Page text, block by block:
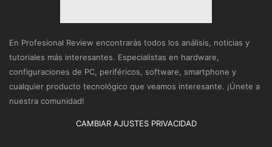
En Profesional Review encontrarás todos los análisis, noticias y
tutoriales más interesantes. Especialistas en hardware,
configuraciones de PC, periféricos, software, smartphone y
cualquier producto tecnológico que veamos interesante. ¡Únete a
nuestra comunidad!
CAMBIAR AJUSTES PRIVACIDAD